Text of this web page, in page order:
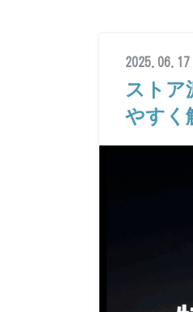
2025.06.17
ストア
やすく